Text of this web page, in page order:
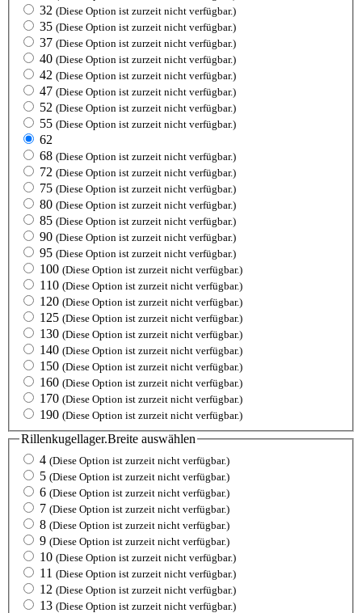
32 (Diese Option ist zurzeit nicht verfügbar.)
35 (Diese Option ist zurzeit nicht verfügbar.)
37 (Diese Option ist zurzeit nicht verfügbar.)
40 (Diese Option ist zurzeit nicht verfügbar.)
42 (Diese Option ist zurzeit nicht verfügbar.)
47 (Diese Option ist zurzeit nicht verfügbar.)
52 (Diese Option ist zurzeit nicht verfügbar.)
55 (Diese Option ist zurzeit nicht verfügbar.)
62
68 (Diese Option ist zurzeit nicht verfügbar.)
72 (Diese Option ist zurzeit nicht verfügbar.)
75 (Diese Option ist zurzeit nicht verfügbar.)
80 (Diese Option ist zurzeit nicht verfügbar.)
85 (Diese Option ist zurzeit nicht verfügbar.)
90 (Diese Option ist zurzeit nicht verfügbar.)
95 (Diese Option ist zurzeit nicht verfügbar.)
100 (Diese Option ist zurzeit nicht verfügbar.)
110 (Diese Option ist zurzeit nicht verfügbar.)
120 (Diese Option ist zurzeit nicht verfügbar.)
125 (Diese Option ist zurzeit nicht verfügbar.)
130 (Diese Option ist zurzeit nicht verfügbar.)
140 (Diese Option ist zurzeit nicht verfügbar.)
150 (Diese Option ist zurzeit nicht verfügbar.)
160 (Diese Option ist zurzeit nicht verfügbar.)
170 (Diese Option ist zurzeit nicht verfügbar.)
190 (Diese Option ist zurzeit nicht verfügbar.)
Rillenkugellager.Breite auswählen
4 (Diese Option ist zurzeit nicht verfügbar.)
5 (Diese Option ist zurzeit nicht verfügbar.)
6 (Diese Option ist zurzeit nicht verfügbar.)
7 (Diese Option ist zurzeit nicht verfügbar.)
8 (Diese Option ist zurzeit nicht verfügbar.)
9 (Diese Option ist zurzeit nicht verfügbar.)
10 (Diese Option ist zurzeit nicht verfügbar.)
11 (Diese Option ist zurzeit nicht verfügbar.)
12 (Diese Option ist zurzeit nicht verfügbar.)
13 (Diese Option ist zurzeit nicht verfügbar.)